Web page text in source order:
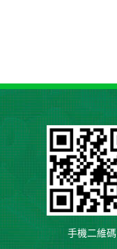
手機二維碼